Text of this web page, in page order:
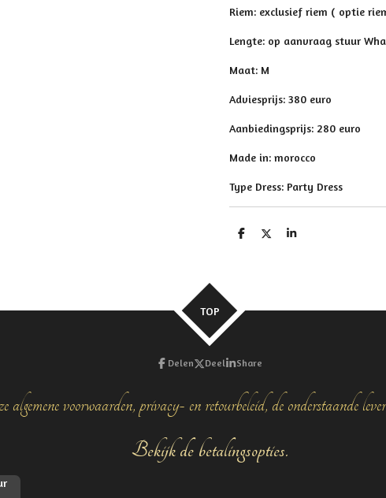
Riem: exclusief riem ( optie
Lengte: op aanvraag stuur
Maat: M
Adviesprijs: 380 euro
Aanbiedingsprijs: 280 euro
Made in: morocco
Type Dress: Party Dress
D
D
S
TOP
Delen Deel Share
algemene voorwaarden, privacy- en retourbeleid, de onderstaande
Bekijk de betalingsopties.